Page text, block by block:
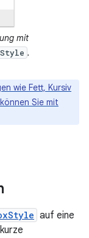
mit
.
wie Fett, Kursiv
Sie mit
auf eine